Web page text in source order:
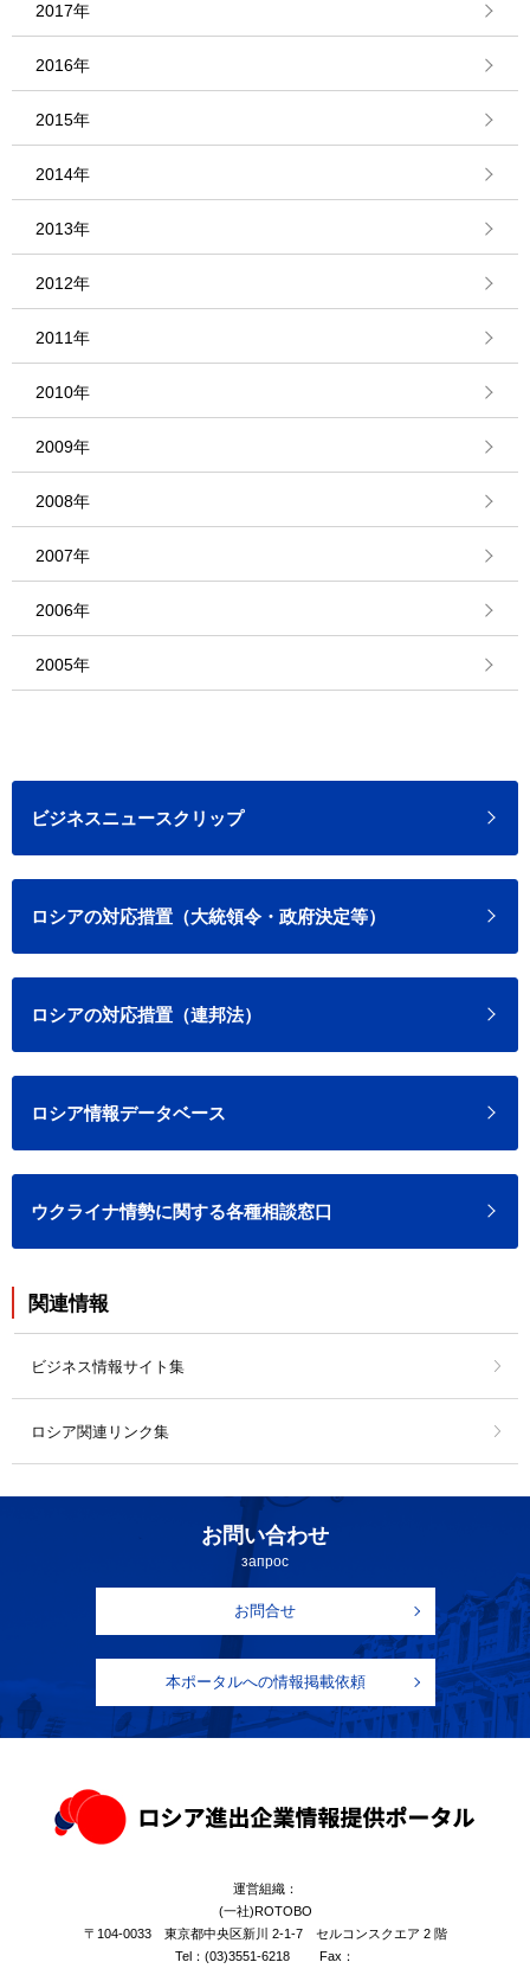
2017年
2016年
2015年
2014年
2013年
2012年
2011年
2010年
2009年
2008年
2007年
2006年
2005年
ビジネスニュースクリップ
ロシアの対応措置（大統領令・政府決定等）
ロシアの対応措置（連邦法）
ロシア情報データベース
ウクライナ情勢に関する各種相談窓口
関連情報
ビジネス情報サイト集
ロシア関連リンク集
お問い合わせ
запрос
お問合せ
本ポータルへの情報掲載依頼
運営組織：
(一社)ROTOBO
〒104-0033 東京都中央区新川 2-1-7 セルコンスクエア 2 階
Tel： (03)3551-6218 Fax：